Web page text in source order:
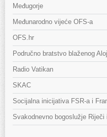
Međugorje
Međunarodno vijeće OFS-a
OFS.hr
Područno bratstvo blaženog
Radio Vatikan
SKAC
Socijalna inicijativa FSR-a i
Svakodnevno bogoslužje Riječi